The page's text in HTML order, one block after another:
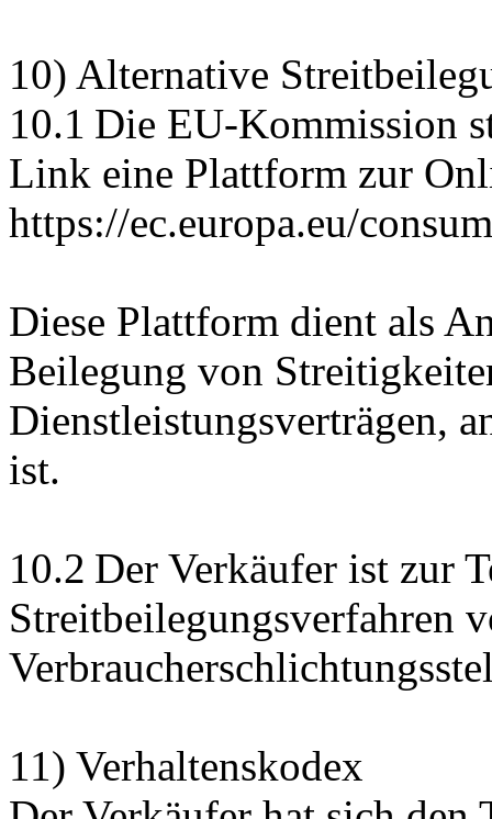
10) Alternative
10.1 Die EU-Kommission
Link eine Plattform zur
https://ec.europa.eu/
Diese Plattform dient als
Beilegung von
Dienstleistungsverträgen,
ist.
10.2 Der Verkäufer ist zur
Streitbeilegungsverfahren
11) Verhaltenskodex